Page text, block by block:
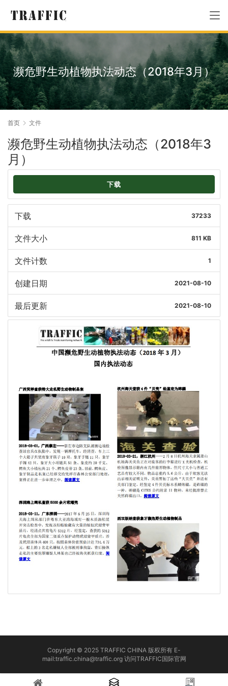
濒危野生动植物执法动态（2018年3月）
首页 文件
濒危野生动植物执法动态（2018年3
月）
下载
下载 37233
文件大小 811 KB
文件计数 1
创建日期 2021-08-10
最后更新 2021-08-10
Copyright © 2025 TRAFFIC CHINA 版权所有 E-
mail:traffic.china@traffic.org 访问TRAFFIC国际官网